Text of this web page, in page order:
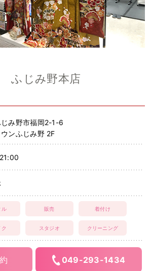
ふじみ野本店
み野市福岡2-1-6
ンふじみ野 2F
ル 販売 着付け
ク スタジオ クリーニング
049-293-1434